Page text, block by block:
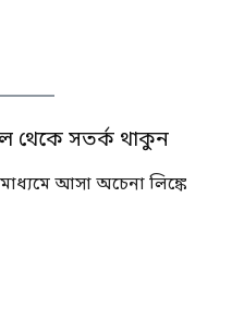
থেকে সতর্ক থাকুন
আসা অচেনা লিঙ্কে